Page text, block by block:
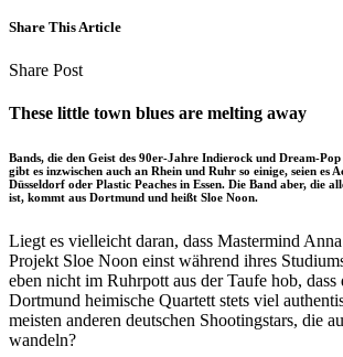
Facebook
to
via
Share This Article
Share PostShare
Facebook
Copy
to
Send
via
These little town blues are melting away
Bands, die den Geist des 90er-Jahre Indierock und Dream-
gibt es inzwischen auch an Rhein und Ruhr so einige, seien es
Düsseldorf oder Plastic Peaches in Essen. Die Band aber, die
ist, kommt aus Dortmund und heißt Sloe Noon.
Liegt es vielleicht daran, dass Mastermind
Projekt Sloe Noon einst während ihres
eben nicht im Ruhrpott aus der Taufe hob, dass
Dortmund heimische Quartett stets viel
meisten anderen deutschen Shootingstars, die
wandeln?